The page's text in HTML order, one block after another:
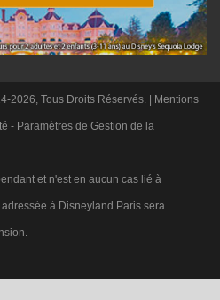
2026, Tous Droits Réservés. | Mentions
- Paramètres de Gestion de la
et n'est en aucun cas lié à
à Disneyland Paris sera